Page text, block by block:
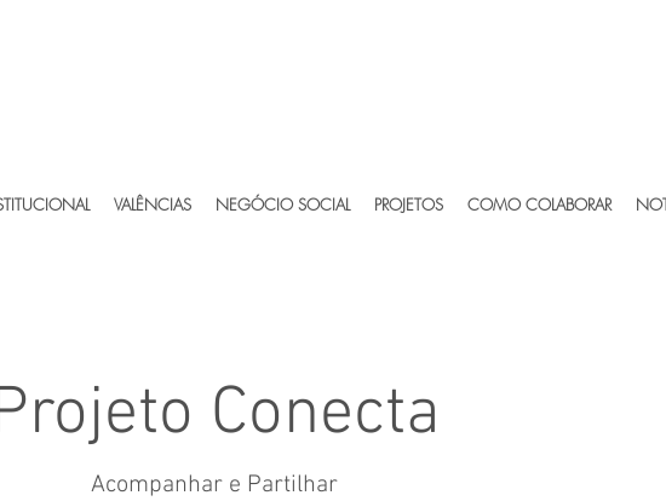
Conecta
Acompanhar e Partilhar
VALÊNCIAS NEGÓCIO SOCIAL PROJETOS COMO COLABORAR